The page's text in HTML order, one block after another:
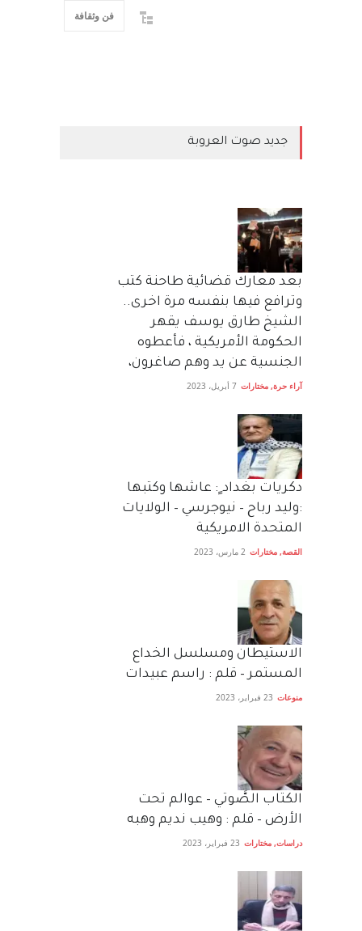
فن وثقافة
جديد صوت العروبة
بعد معارك قضائية طاحنة كتب
وترافع فيها بنفسه مرة اخرى..
الشيخ طارق يوسف يقهر
الحكومة الأمريكية ، فأعطوه
الجنسية عن يد وهم صاغرون،
آراء حرة, مختارات 7 أبريل، 2023
دكريات بغداد ٍ: عاشها وكتبها
:وليد رباح – نيوجرسي – الولايات
المتحدة الامريكية
القصة, مختارات 2 مارس، 2023
الاستيطان ومسلسل الخداع
المستمر – قلم : راسم عبيدات
منوعات 23 فبراير، 2023
الكتاب الصَّوتي – عوالم تحت
الأرض – قلم : وهيب نديم وهبه
دراسات, مختارات 23 فبراير، 2023